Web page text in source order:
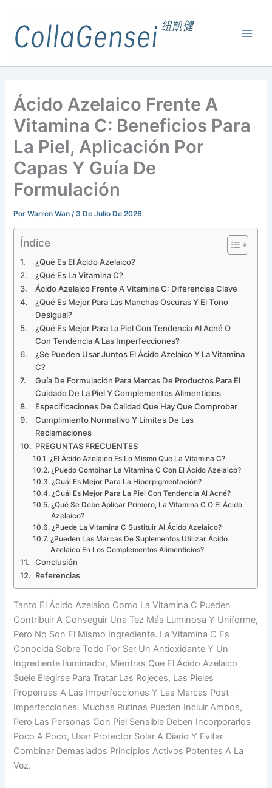
Ácido Azelaico Frente A
Vitamina C: Beneficios Para
La Piel, Aplicación Por
Capas Y Guía De
Formulación
PorWarren Wan/ 3 De Julio De 2026
Índice
¿Qué Es El Ácido Azelaico?
¿Qué Es La Vitamina C?
Ácido Azelaico Frente A Vitamina C: Diferencias Clave
¿Qué Es Mejor Para Las Manchas Oscuras Y El Tono
Desigual?
¿Qué Es Mejor Para La Piel Con Tendencia Al Acné O
Con Tendencia A Las Imperfecciones?
¿Se Pueden Usar Juntos El Ácido Azelaico Y La Vitamina
C?
Guía De Formulación Para Marcas De Productos Para El
Cuidado De La Piel Y Complementos Alimenticios
Especificaciones De Calidad Que Hay Que Comprobar
Cumplimiento Normativo Y Límites De Las
Reclamaciones
PREGUNTAS FRECUENTES
¿El Ácido Azelaico Es Lo Mismo Que La Vitamina C?
¿Puedo Combinar La Vitamina C Con El Ácido Azelaico?
¿Cuál Es Mejor Para La Hiperpigmentación?
¿Cuál Es Mejor Para La Piel Con Tendencia Al Acné?
¿Qué Se Debe Aplicar Primero, La Vitamina C O El Ácido
Azelaico?
¿Puede La Vitamina C Sustituir Al Ácido Azelaico?
¿Pueden Las Marcas De Suplementos Utilizar Ácido
Azelaico En Los Complementos Alimenticios?
Conclusión
Referencias
Tanto El Ácido Azelaico Como La Vitamina C Pueden
Contribuir A Conseguir Una Tez Más Luminosa Y Uniforme,
Pero No Son El Mismo Ingrediente. La Vitamina C Es
Conocida Sobre Todo Por Ser Un Antioxidante Y Un
Ingrediente Iluminador, Mientras Que El Ácido Azelaico
Suele Elegirse Para Tratar Las Rojeces, Las Pieles
Propensas A Las Imperfecciones Y Las Marcas Post-
Imperfecciones. Muchas Rutinas Pueden Incluir Ambos,
Pero Las Personas Con Piel Sensible Deben Incorporarlos
Poco A Poco, Usar Protector Solar A Diario Y Evitar
Combinar Demasiados Principios Activos Potentes A La
Vez.